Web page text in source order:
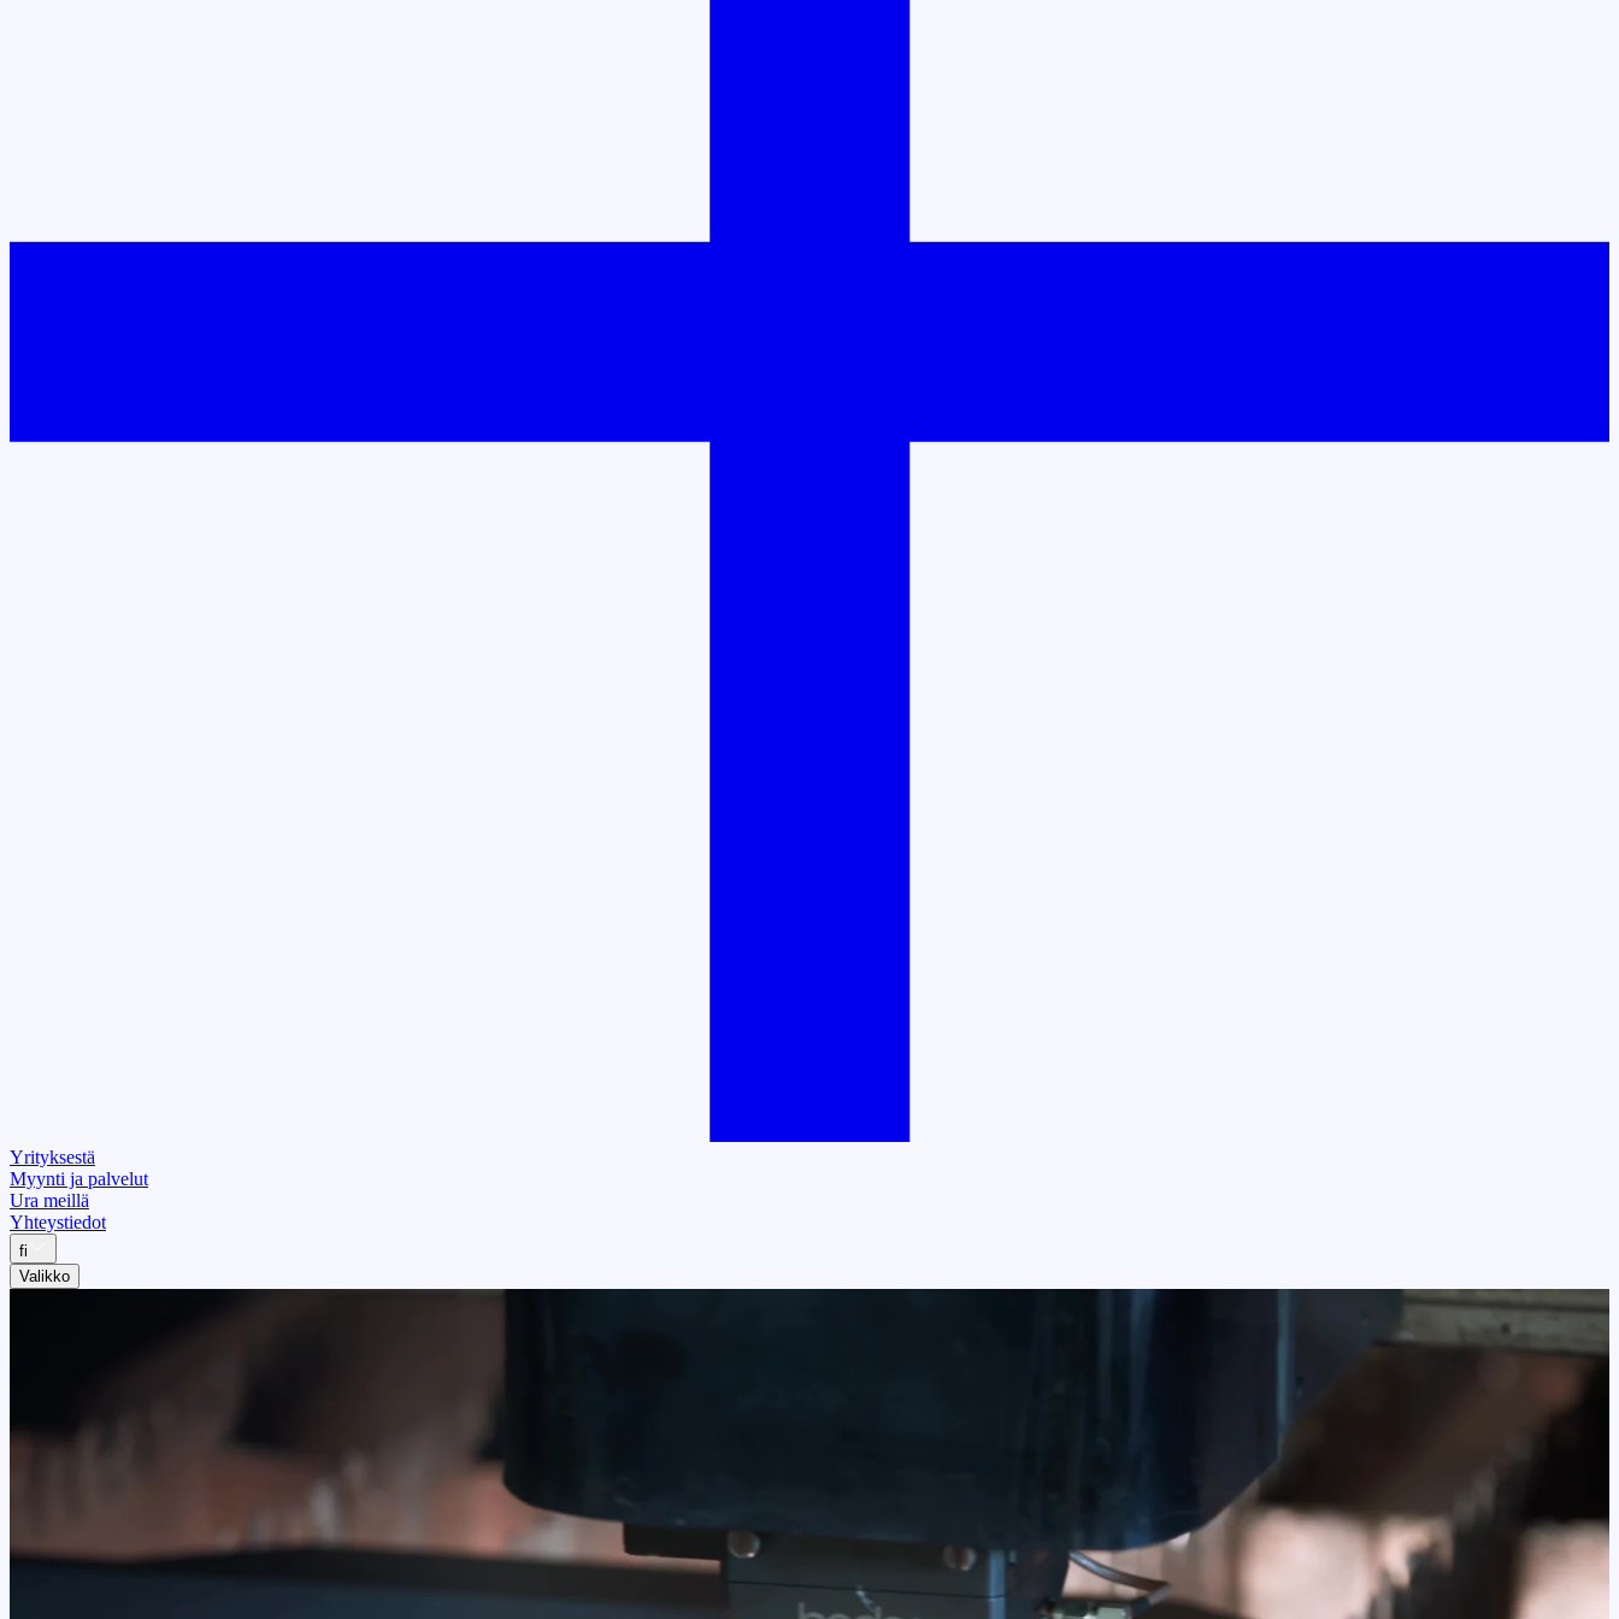
Yrityksestä
Myynti ja palvelut
Ura meillä
Yhteystiedot
fi
Valikko